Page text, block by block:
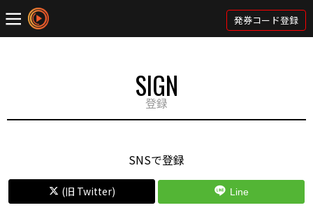
発券コード登録
SIGN
登録
SNSで登録
(旧 Twitter) Line